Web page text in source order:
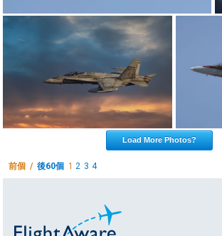
Load More Photos?
前個 /後60個 12 3 4